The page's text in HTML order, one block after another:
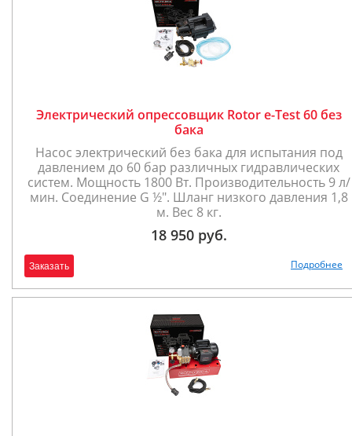
Электрический опрессовщик Rotor e-Test 60 без
бака
Насос электрический без бака для испытания под
давлением до 60 бар различных гидравлических
систем. Мощность 1800 Вт. Производительность 9 л/
мин. Соединение G ½". Шланг низкого давления 1,8
м. Вес 8 кг.
18 950 руб.
Заказать Подробнее